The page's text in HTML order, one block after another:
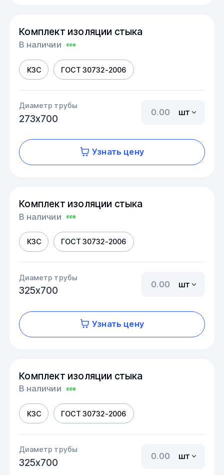
Комплект изоляции стыка
В наличии
КЗС ГОСТ 30732-2006
Диаметр трубы
273х700
шт
Узнать цену
Комплект изоляции стыка
В наличии
КЗС ГОСТ 30732-2006
Диаметр трубы
325х700
шт
Узнать цену
Комплект изоляции стыка
В наличии
КЗС ГОСТ 30732-2006
Диаметр трубы
325х700
шт